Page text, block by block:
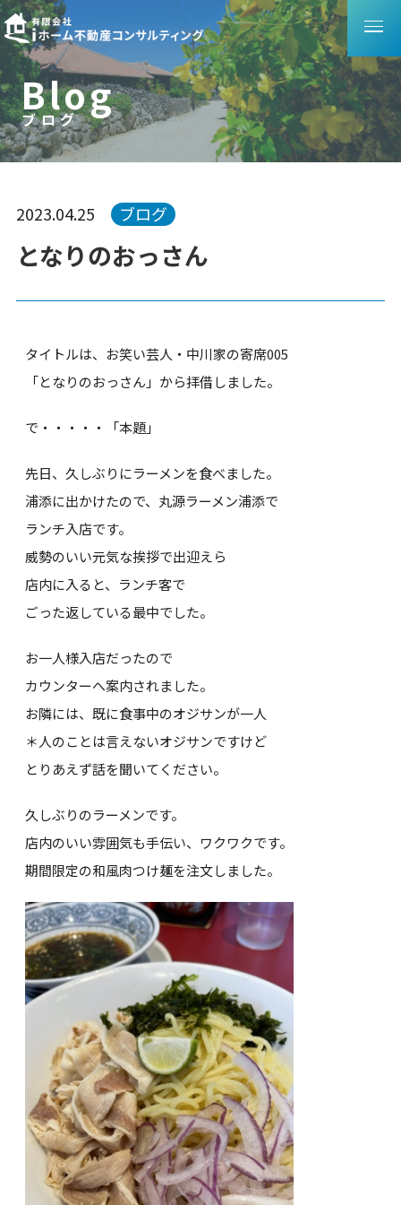
Blog
ブログ
ブログ
となりのおっさん
2023.04.25 ブログ
タイトルは、お笑い芸人・中川家の寄席005
「となりのおっさん」から拝借しました。
で・・・・・「本題」
先日、久しぶりにラーメンを食べました。
浦添に出かけたので、丸源ラーメン浦添で
ランチ入店です。
威勢のいい元気な挨拶で出迎えら
店内に入ると、ランチ客で
ごった返している最中でした。
お一人様入店だったので
カウンターへ案内されました。
お隣には、既に食事中のオジサンが一人
＊人のことは言えないオジサンですけど
とりあえず話を聞いてください。
久しぶりのラーメンです。
店内のいい雰囲気も手伝い、ワクワクです。
期間限定の和風肉つけ麺を注文しました。